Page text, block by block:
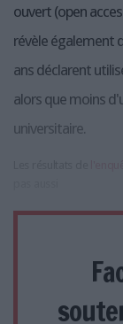
ouvert (open
révèle également
ans déclarent
alors que moins
universitaire.